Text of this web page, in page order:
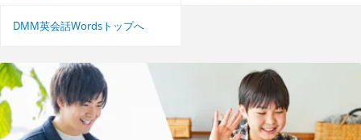
DMM英会話Wordsトップへ